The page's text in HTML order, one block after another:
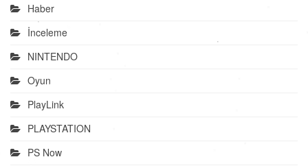
Haber
İnceleme
NINTENDO
Oyun
PlayLink
PLAYSTATION
PS Now